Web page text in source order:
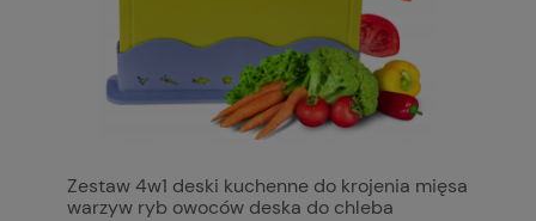
Zestaw 4w1 deski kuchenne do krojenia mięsa
warzyw ryb owoców deska do chleba